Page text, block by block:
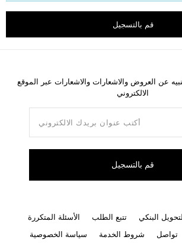
قم بالتسجيل
عن العروض والاشعارات والاشعارات عبر الموقع
الالكتروني
قم بالتسجيل
الأسئلة المتكررة تتبع الطلب البنكي
سياسة الخصوصية
شروط الخدمة تواصل